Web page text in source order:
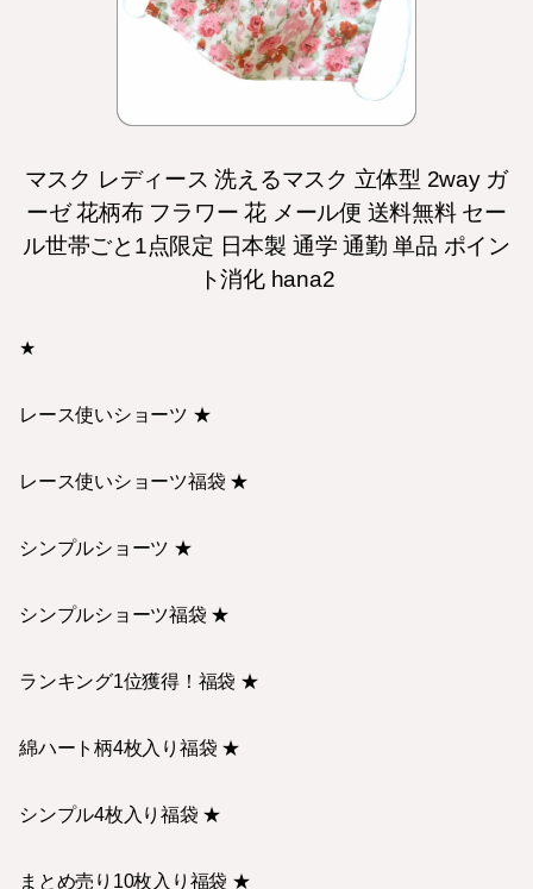
マスク レディース 洗えるマスク 立体型 2way ガ
ーゼ 花柄布 フラワー 花 メール便 送料無料 セー
ル世帯ごと1点限定 日本製 通学 通勤 単品 ポイン
ト消化 hana2
★
レース使いショーツ ★
レース使いショーツ福袋 ★
シンプルショーツ ★
シンプルショーツ福袋 ★
ランキング1位獲得！福袋 ★
綿ハート柄4枚入り福袋 ★
シンプル4枚入り福袋 ★
まとめ売り10枚入り福袋 ★